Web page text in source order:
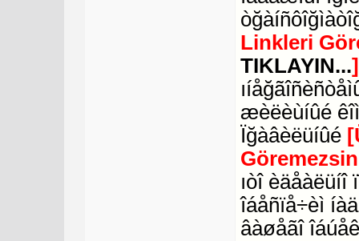
Linkleri
TIKLAYIN...]
æèëèùíûé
Ïğàâèëüíûé
ıòî
îáåñïå÷èì
âàøåãî